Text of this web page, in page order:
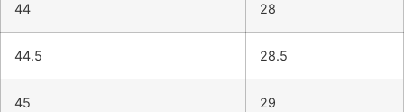
44 28
44.5 28.5
45 29